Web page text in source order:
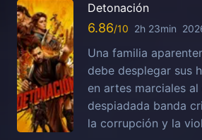
Detonación
6.86 2h 23min
Una familia
debe desplegar sus
en artes marciales
despiadada banda
la corrupción y la